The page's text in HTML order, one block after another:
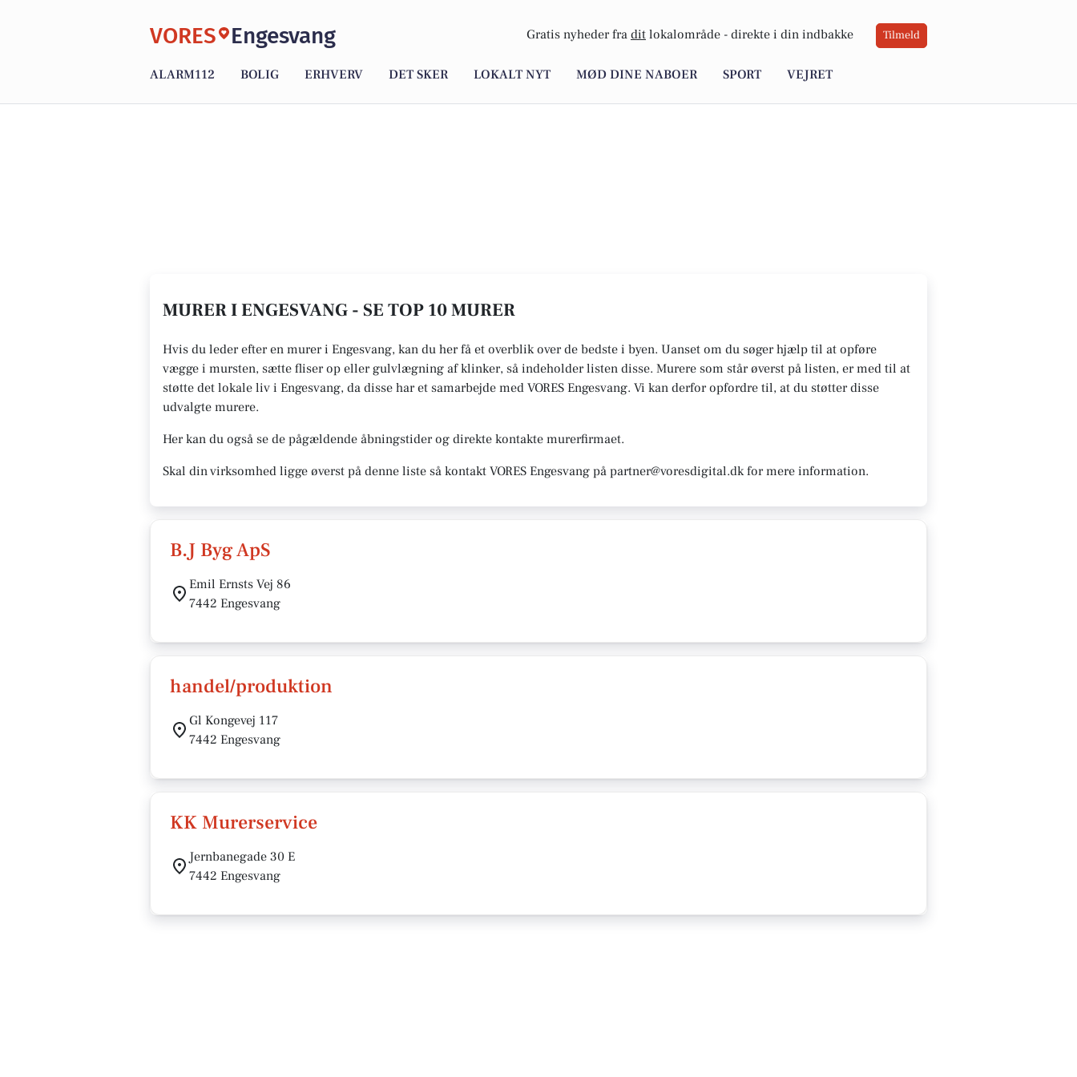
VORES Engesvang Gratis nyheder fra dit lokalområde - direkte i din indbakke Tilmeld
ALARM112 BOLIG ERHVERV DET SKER LOKALT NYT MØD DINE NABOER SPORT VEJRET
MURER I ENGESVANG - SE TOP 10 MURER
Hvis du leder efter en murer i Engesvang, kan du her få et overblik over de bedste i byen. Uanset om du søger hjælp til at opføre
vægge i mursten, sætte fliser op eller gulvlægning af klinker, så indeholder listen disse. Murere som står øverst på listen, er med til at
støtte det lokale liv i Engesvang, da disse har et samarbejde med VORES Engesvang. Vi kan derfor opfordre til, at du støtter disse
udvalgte murere.
Her kan du også se de pågældende åbningstider og direkte kontakte murerfirmaet.
Skal din virksomhed ligge øverst på denne liste så kontakt VORES Engesvang på partner@voresdigital.dk for mere information.
B.J Byg ApS
Emil Ernsts Vej 86
7442 Engesvang
handel/produktion
Gl Kongevej 117
7442 Engesvang
KK Murerservice
Jernbanegade 30 E
7442 Engesvang